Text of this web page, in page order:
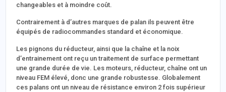
changeables et à moindre coût.
Contrairement à d’autres marques de palan ils peuvent être
équipés de radiocommandes standard et économique.
Les pignons du réducteur, ainsi que la chaîne et la noix
d’entrainement ont reçu un traitement de surface permettant
une grande durée de vie. Les moteurs, réducteur, chaîne ont un
niveau FEM élevé, donc une grande robustesse. Globalement
ces palans ont un niveau de résistance environ 2 fois supérieur